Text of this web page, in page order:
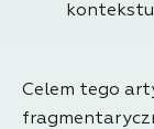
Celem tego